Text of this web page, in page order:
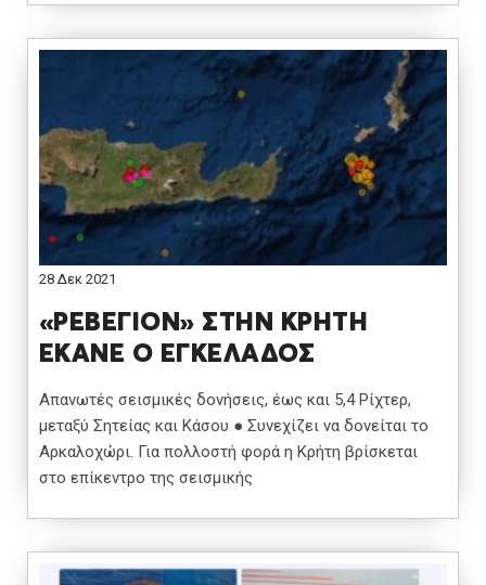
28 Δεκ 2021
«ΡΕΒΕΓΙΟΝ» ΣΤΗΝ ΚΡΗΤΗ
ΕΚΑΝΕ Ο ΕΓΚΕΛΑΔΟΣ
Απανωτές σεισμικές δονήσεις, έως και 5,4 Ρίχτερ,
μεταξύ Σητείας και Κάσου ● Συνεχίζει να δονείται το
Αρκαλοχώρι. Για πολλοστή φορά η Κρήτη βρίσκεται
στο επίκεντρο της σεισμικής